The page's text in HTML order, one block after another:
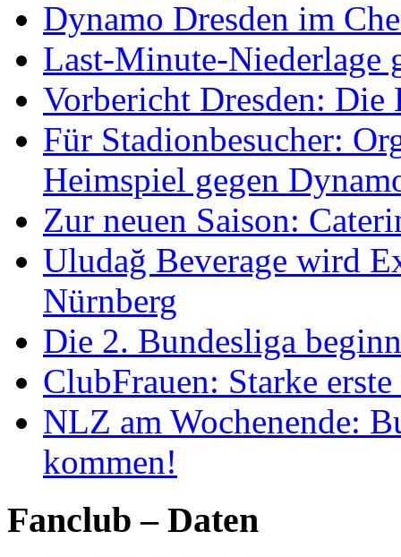
Dynamo Dresden im
Last-Minute-Niederlage
Vorbericht Dresden: Die
Für Stadionbesucher:
Heimspiel gegen
Zur neuen Saison:
Uludağ Beverage wird
Nürnberg
Die 2. Bundesliga
ClubFrauen: Starke
NLZ am Wochenende:
kommen!
Fanclub – Daten